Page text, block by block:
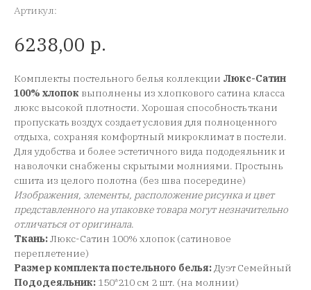
Артикул:
6238,00 р.
Комплекты постельного белья коллекции Люкс-Сатин
100% хлопок выполнены из хлопкового сатина класса
люкс высокой плотности. Хорошая способность ткани
пропускать воздух создает условия для полноценного
отдыха, сохраняя комфортный микроклимат в постели.
Для удобства и более эстетичного вида пододеяльник и
наволочки снабжены скрытыми молниями. Простынь
сшита из целого полотна (без шва посередине)
Изображения, элементы, расположение рисунка и цвет
представленного на упаковке товара могут незначительно
отличаться от оригинала.
Ткань:Люкс-Сатин 100% хлопок (сатиновое
переплетение)
Размер комплекта постельного белья:Дуэт Семейный
Пододеяльник: 150*210 см 2 шт. (на молнии)